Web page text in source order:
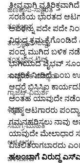
ಹಣಕಾಸು-ಸಾಕ್ಷರತೆ
ತಂತ್ರಜ್ಞಾನ
ತಂತ್ರಜ್ಞಾನ-ಸುದ್ದಿ
ತಂತ್ರಜ್ಞಾನ-ಟಿಪ್ಸ್
ಸಾಮಾಜಿಕ ಮಾಧ್ಯಮ
ಗ್ಯಾಜೆಟ್-ವಿಮರ್ಶೆ
ವಿಜ್ಞಾನ
ಸಮಗ್ರ-ಮಾಹಿತಿ
ಆಳ-ಅಗಲ
ಒಳನೋಟ
ತೀವ್ರವಾಗಿ
ಸರಣಿಯ ಭಾರತದ
ಅವರನ್ನು ಪದೇ ಪದೇ
ವಿರುದ್ಧ ಕ್ರಮ
ಪಂದ್ಯ ಮುಗಿದ ಬಳಿಕ
ಭಾಗಿಯಾದ ವೈಭವ್
ಎಚ್ಚರಿಕೆ ನೀಡಿದೆ ಎಂಬ
ಆದರೆ ಬಿಸಿಸಿಐ
ಅಂತಹ ಯಾವುದೇ
ನಮ್ಮ ಆಟಗಾರರು
ಗಮನಹರಿಸಲು ನಾವು
ಯಾವುದೇ ಮೇಲಾಧಾರ
ವಿಚಲಿತರಾಗಬಾರದು